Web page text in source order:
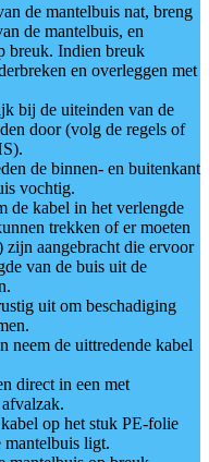
de mantelbuis nat, breng
de mantelbuis, en
breuk. Indien breuk
en overleggen met
bij de uiteinden van de
door (volg de regels of
de binnen- en buitenkant
vochtig.
de kabel in het verlengde
trekken of er moeten
aangebracht die ervoor
van de buis uit de
uit om beschadiging
neem de uittredende kabel
direct in een met
op het stuk PE-folie
mantelbuis ligt.